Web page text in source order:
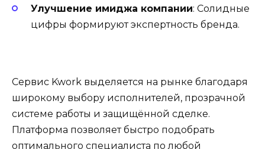
Улучшение имиджа компании: Солидные
цифры формируют экспертность бренда.
Сервис Kwork выделяется на рынке благодаря
широкому выбору исполнителей, прозрачной
системе работы и защищённой сделке.
Платформа позволяет быстро подобрать
оптимального специалиста по любой